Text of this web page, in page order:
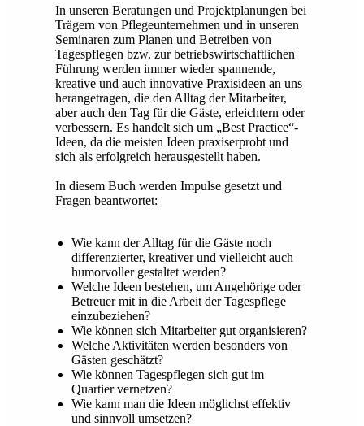
In unseren Beratungen und Projektplanungen bei
Trägern von Pflegeunternehmen und in unseren
Seminaren zum Planen und Betreiben von
Tagespflegen bzw. zur betriebswirtschaftlichen
Führung werden immer wieder spannende,
kreative und auch innovative Praxisideen an uns
herangetragen, die den Alltag der Mitarbeiter,
aber auch den Tag für die Gäste, erleichtern oder
verbessern. Es handelt sich um „Best Practice“-
Ideen, da die meisten Ideen praxiserprobt und
sich als erfolgreich herausgestellt haben.
In diesem Buch werden Impulse gesetzt und
Fragen beantwortet:
Wie kann der Alltag für die Gäste noch
differenzierter, kreativer und vielleicht auch
humorvoller gestaltet werden?
Welche Ideen bestehen, um Angehörige oder
Betreuer mit in die Arbeit der Tagespflege
einzubeziehen?
Wie können sich Mitarbeiter gut organisieren?
Welche Aktivitäten werden besonders von
Gästen geschätzt?
Wie können Tagespflegen sich gut im
Quartier vernetzen?
Wie kann man die Ideen möglichst effektiv
und sinnvoll umsetzen?